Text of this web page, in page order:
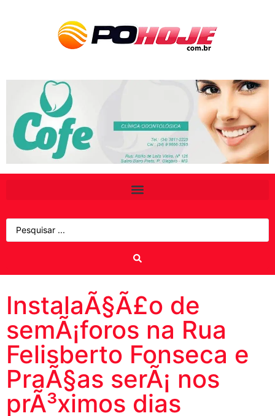
InstalaÃ§Ã£o de
semÃ¡foros na Rua
Felisberto Fonseca e
PraÃ§as serÃ¡ nos
prÃ³ximos dias